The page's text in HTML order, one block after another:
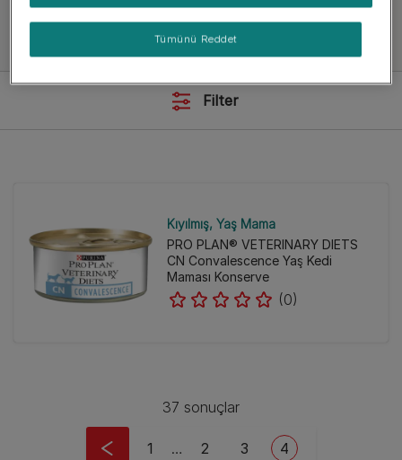
Tüm kedi mamalarını inceleyin
Filter
Kıyılmış Yaş Mama
PRO PLAN® VETERINARY DIETS
CN Convalescence Yaş Kedi
Maması Konserve
(0)
37 sonuçlar
First page
1 … Sayfa
2 Sayfa
3 Current page
4
Tümünü Reddet